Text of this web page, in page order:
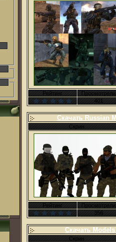
Рейтинг
Просмотрели
401
Скачать Russian
Скрин
Рейтинг
Просмотрели
356
Скачать
Скрин